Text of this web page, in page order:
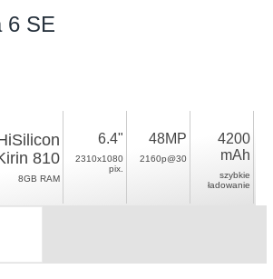
6 SE
810
8GB RAM
6.4"
2310x1080
pix.
48MP
2160p@30
4200
mAh
szybkie
ładowanie